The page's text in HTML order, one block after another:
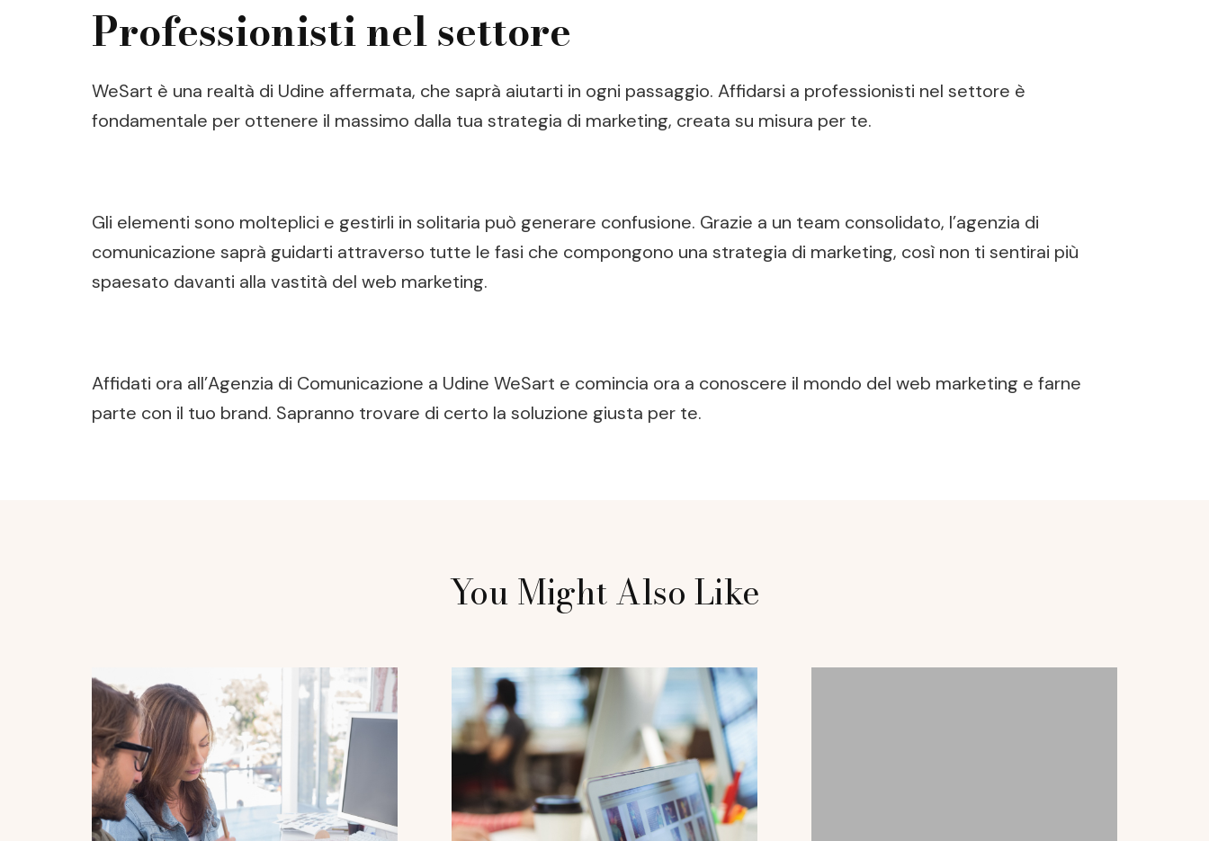
Professionisti nel settore
WeSart è una realtà di Udine affermata, che saprà aiutarti in ogni passaggio. Affidarsi a professionisti nel settore è
fondamentale per ottenere il massimo dalla tua strategia di marketing, creata su misura per te.
Gli elementi sono molteplici e gestirli in solitaria può generare confusione. Grazie a un team consolidato, l’agenzia di
comunicazione saprà guidarti attraverso tutte le fasi che compongono una strategia di marketing, così non ti sentirai più
spaesato davanti alla vastità del web marketing.
Affidati ora all’Agenzia di Comunicazione a Udine WeSart e comincia ora a conoscere il mondo del web marketing e farne
parte con il tuo brand. Sapranno trovare di certo la soluzione giusta per te.
You Might Also Like